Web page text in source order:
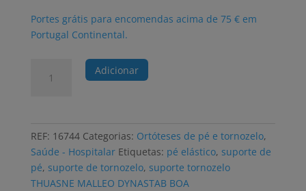
Portes grátis para encomendas acima de 75 € em
Portugal Continental.
THUASNE
MALLEO
DYNASTAB
Adicionar
REF: 16744 Categorias: Ortóteses de pé e tornozelo,
Saúde - Hospitalar Etiquetas: pé elástico, suporte de
pé, suporte de tornozelo, suporte tornozelo
THUASNE MALLEO DYNASTAB BOA